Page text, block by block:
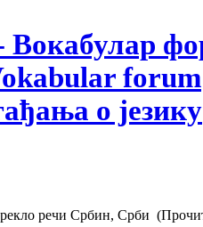
Вокабулар
forum
о језику
речи Србин, Срби